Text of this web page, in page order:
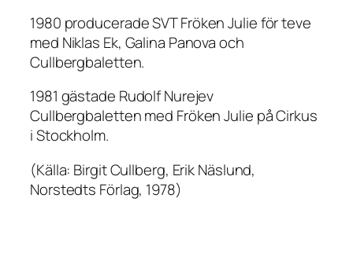
1980 producerade SVTFröken Julieför teve
med Niklas Ek, Galina Panova och
Cullbergbaletten.
1981 gästade Rudolf Nurejev
Cullbergbaletten med Fröken Julie på Cirkus
i Stockholm.
(Källa: Birgit Cullberg, Erik Näslund,
Norstedts Förlag, 1978)